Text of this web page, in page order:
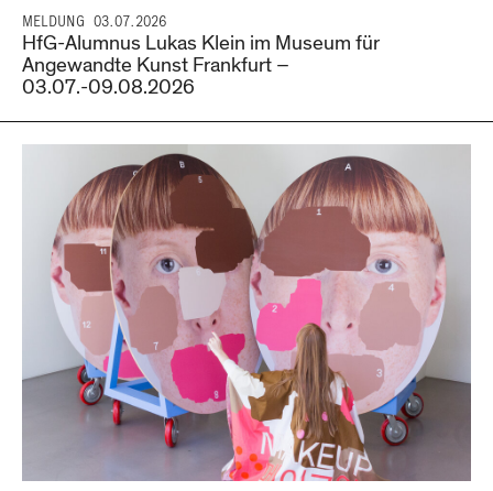
MELDUNG 03.07.2026
HfG-Alumnus Lukas Klein im Museum für
Angewandte Kunst Frankfurt –
03.07.-09.08.2026